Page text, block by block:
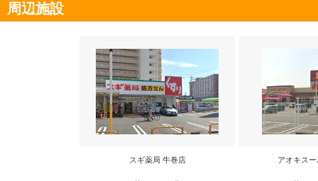
周辺施設
スギ薬局 牛巻店 アオキス